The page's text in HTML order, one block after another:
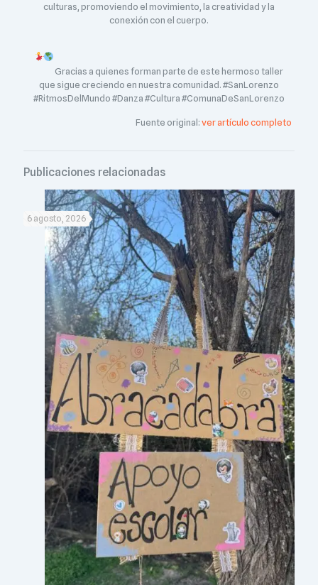
culturas, promoviendo el movimiento, la creatividad y la
conexión con el cuerpo.
Gracias a quienes forman parte de este hermoso taller
que sigue creciendo en nuestra comunidad. #SanLorenzo
#RitmosDelMundo #Danza #Cultura #ComunaDeSanLorenzo
Fuente original:ver artículo completo
Publicaciones relacionadas
6 agosto, 2026